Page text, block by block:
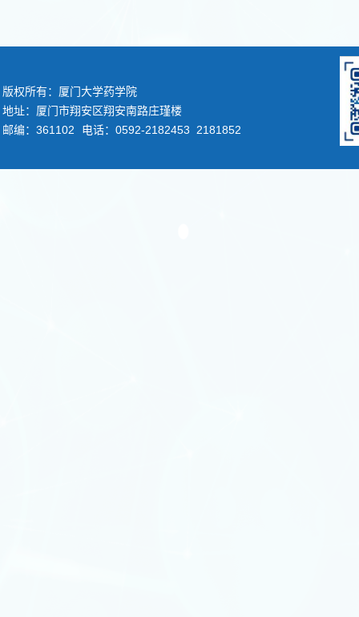
版权所有：厦门大学药学院
地址：厦门市翔安区翔安南路庄瑾楼
邮编：361102
电话：0592-2182453 2181852